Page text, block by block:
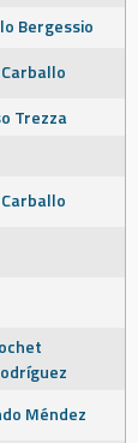
Bergessio
Trezza
Méndez